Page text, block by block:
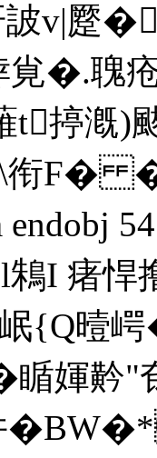
v|蹷
涬覍�.
t揨漑)
F�
endobj
鴸I 瘏悍
曀崿
瞃媈黅"